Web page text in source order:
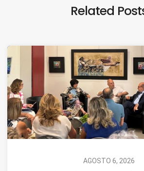
Related
AGOSTO 6, 2026